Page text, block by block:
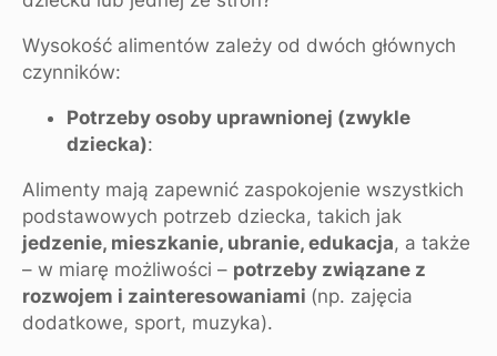
Wysokość alimentów zależy od dwóch głównych
czynników:
Potrzeby osoby uprawnionej (zwykle
dziecka):
Alimenty mają zapewnić zaspokojenie wszystkich
podstawowych potrzeb dziecka, takich jak
jedzenie, mieszkanie, ubranie, edukacja, a także
– w miarę możliwości – potrzeby związane z
rozwojem i zainteresowaniami (np. zajęcia
dodatkowe, sport, muzyka).